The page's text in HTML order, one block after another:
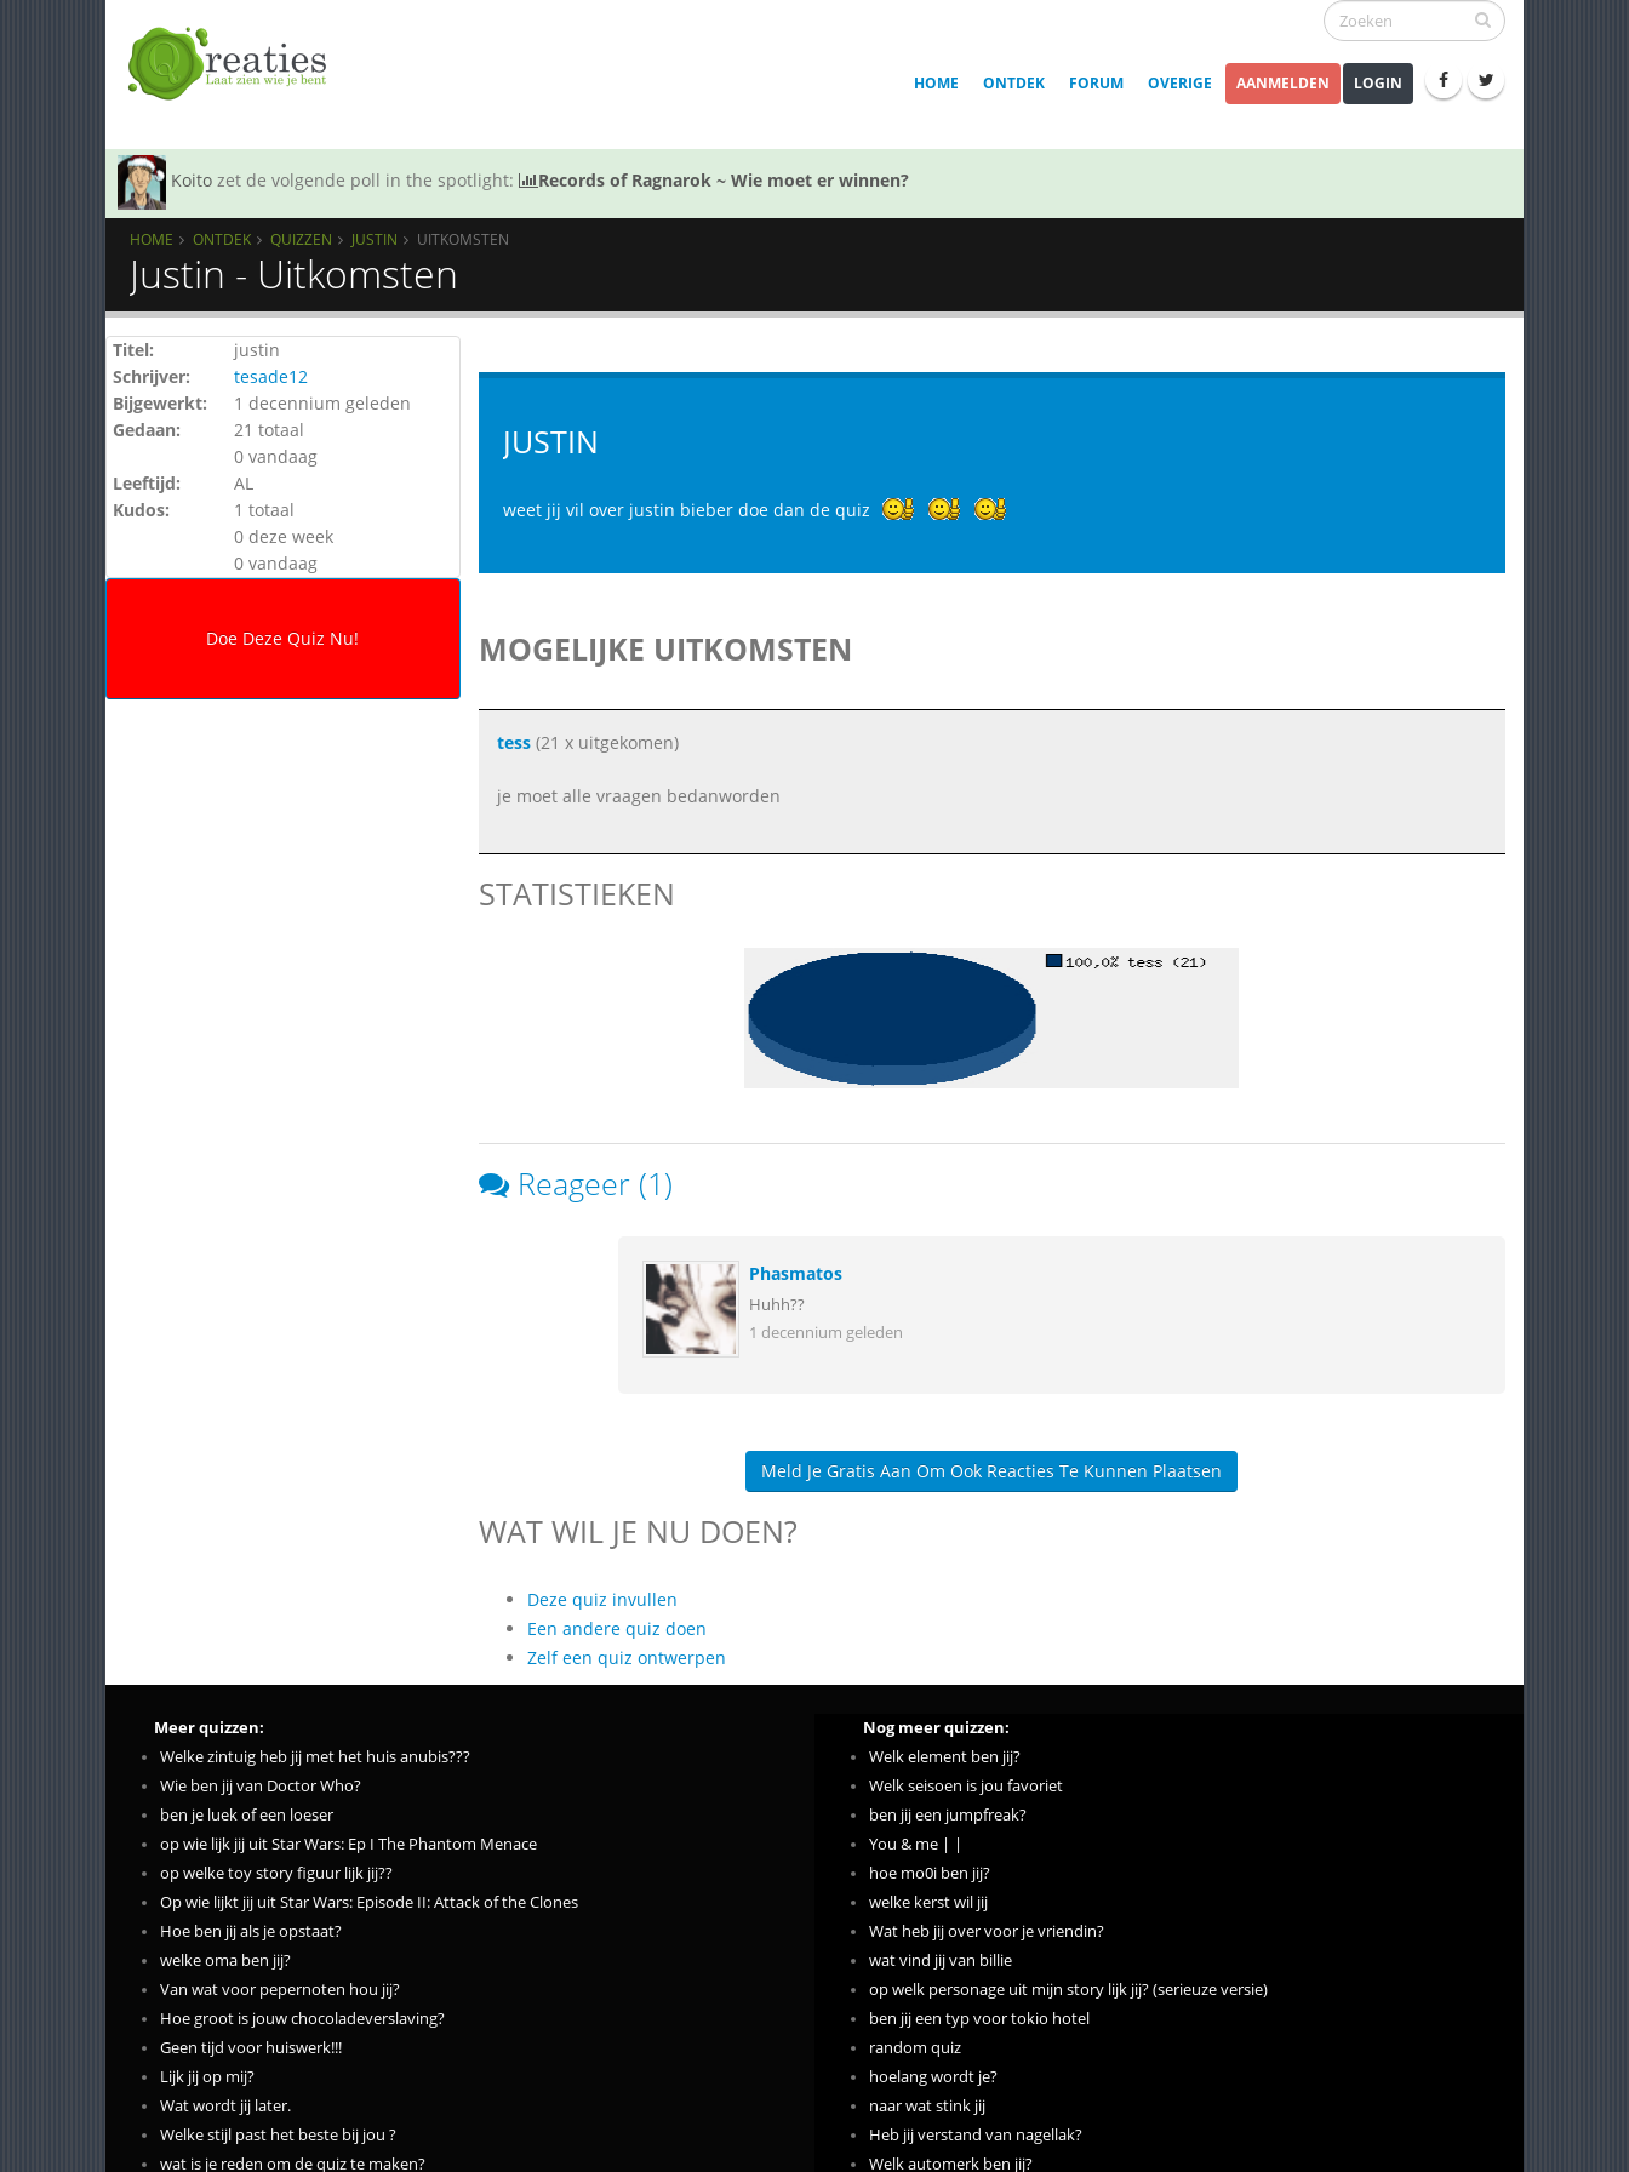
HOME ONTDEK FORUM OVERIGE AANMELDEN LOGIN
Koito zet de volgende poll in the spotlight: Records of Ragnarok ~ Wie moet er winnen?
HOME ONTDEK QUIZZEN JUSTIN UITKOMSTEN
Justin - Uitkomsten
Titel:
justin
Schrijver:
tesade12
Bijgewerkt:
1 decennium geleden
Gedaan:
21 totaal
0 vandaag
Leeftijd:
AL
Kudos:
1 totaal
0 deze week
0 vandaag
JUSTIN
weet jij vil over justin bieber doe dan de quiz
MOGELIJKE UITKOMSTEN
tess(21 x uitgekomen)
je moet alle vraagen bedanworden
STATISTIEKEN
Reageer (1)
Phasmatos
Huhh??
1 decennium geleden
Meld Je Gratis Aan Om Ook Reacties Te Kunnen Plaatsen
WAT WIL JE NU DOEN?
Deze quiz invullen
Een andere quiz doen
Zelf een quiz ontwerpen
Meer quizzen:
Welke zintuig heb jij met het huis anubis???
Wie ben jij van Doctor Who?
ben je luek of een loeser
op wie lijk jij uit Star Wars: Ep I The Phantom Menace
op welke toy story figuur lijk jij??
Op wie lijkt jij uit Star Wars: Episode II: Attack of the Clones
Hoe ben jij als je opstaat?
welke oma ben jij?
Van wat voor pepernoten hou jij?
Hoe groot is jouw chocoladeverslaving?
Geen tijd voor huiswerk!!!
Lijk jij op mij?
Wat wordt jij later.
Welke stijl past het beste bij jou ?
wat is je reden om de quiz te maken?
Nog meer quizzen:
Welk element ben jij?
Welk seisoen is jou favoriet
ben jij een jumpfreak?
You & me | |
hoe mo0i ben jij?
welke kerst wil jij
Wat heb jij over voor je vriendin?
wat vind jij van billie
op welk personage uit mijn story lijk jij? (serieuze versie)
ben jij een typ voor tokio hotel
random quiz
hoelang wordt je?
naar wat stink jij
Heb jij verstand van nagellak?
Welk automerk ben jij?